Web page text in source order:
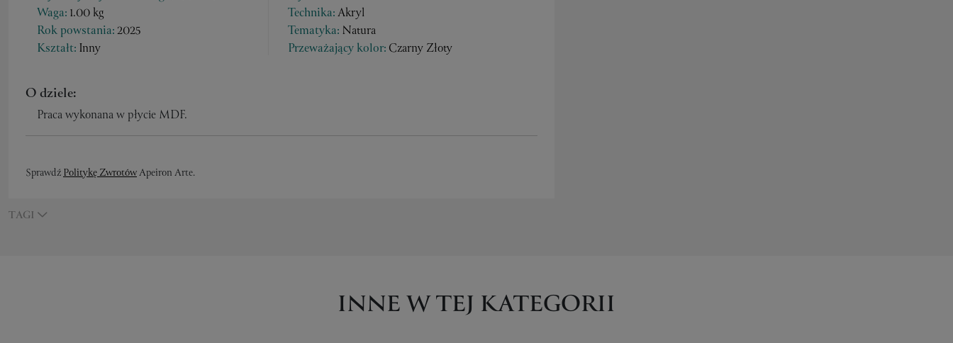
Waga: 1.00 kg
Rok powstania:2025
Kształt: Inny
Technika:Akryl
Tematyka: Natura
Przeważający kolor: Czarny Złoty
O dziele:
Praca wykonana w płycie MDF.
SprawdźPolitykę ZwrotówApeiron Arte.
TAGI
INNE W TEJ KATEGORII